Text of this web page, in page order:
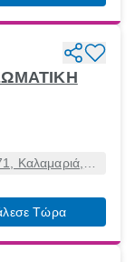
Καλαμαριά,
Τώρα